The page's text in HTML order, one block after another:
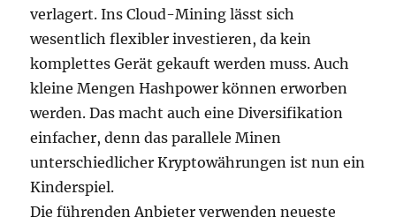
verlagert. Ins Cloud-Mining lässt sich
wesentlich flexibler investieren, da kein
komplettes Gerät gekauft werden muss. Auch
kleine Mengen Hashpower können erworben
werden. Das macht auch eine Diversifikation
einfacher, denn das parallele Minen
unterschiedlicher Kryptowährungen ist nun ein
Kinderspiel.
Die führenden Anbieter verwenden neueste